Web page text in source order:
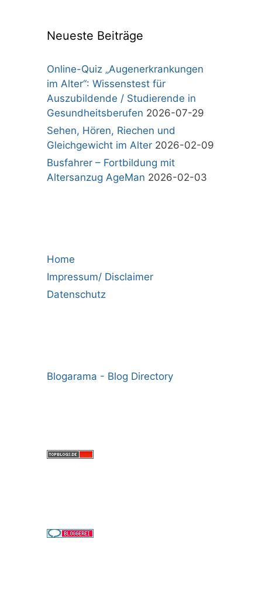
Neueste Beiträge
Online-Quiz „Augenerkrankungen
im Alter“: Wissenstest für
Auszubildende / Studierende in
Gesundheitsberufen 2026-07-29
Sehen, Hören, Riechen und
Gleichgewicht im Alter 2026-02-09
Busfahrer – Fortbildung mit
Altersanzug AgeMan 2026-02-03
Home
Impressum/ Disclaimer
Datenschutz
Blogarama - Blog Directory